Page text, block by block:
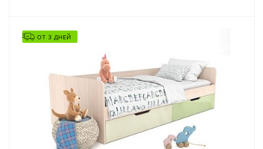
ОТ 3 ДНЕЙ